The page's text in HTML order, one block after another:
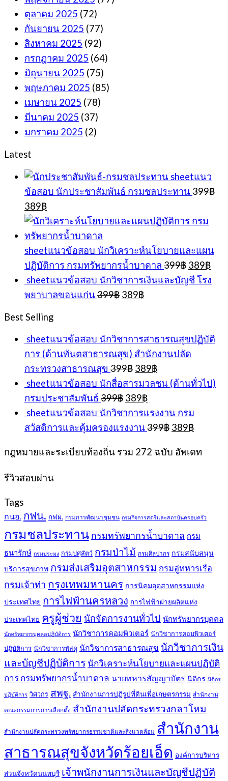
ตุลาคม 2025 (72)
กันยายน 2025 (77)
สิงหาคม 2025 (92)
กรกฎาคม 2025 (64)
มิถุนายน 2025 (75)
พฤษภาคม 2025 (85)
เมษายน 2025 (78)
มีนาคม 2025 (37)
มกราคม 2025 (2)
Latest
sheetแนว
ข้อสอบ นักประชาสัมพันธ์ กรมชลประทาน 399฿
Original
price
was:
399฿.
389฿Current
price
is:
389฿.
sheetแนวข้อสอบ นักวิเคราะห์นโยบายและแผน
ปฏิบัติการ กรมทรัพยากรน้ำบาดาล 399฿ Original
price
was:
389฿
is:
sheetแนวข้อสอบ นักวิชาการเงินและบัญชี โรง
พยาบาลขอนแก่น 399฿ Original
389฿Current
Best Selling
sheetแนวข้อสอบ นักวิชาการสาธารณสุขปฏิบัติ
การ (ด้านทันตสาธารณสุข) สำนักงานปลัด
กระทรวงสาธารณสุข 399฿ Original
was:
399฿.
389฿Current
price
is:
sheetแนวข้อสอบ นักสื่อสารมวลชน (ด้านทั่วไป)
กรมประชาสัมพันธ์ 399฿ Original
was:
399฿.
389฿Current
is:
389฿.
sheetแนวข้อสอบ นักวิชาการแรงงาน กรม
สวัสดิการและคุ้มครองแรงงาน 399฿ Original
was:
389฿Current
is:
กฎหมายและระเบียบท้องถิ่น รวม 272 ฉบับ อัพเดท
รีวิวสอบผ่าน
Tags
กนอ. กฟน. กฟผ. กรมการพัฒนาชุมชน กรมกิจการสตรีและสถาบันครอบครัว
กรมชลประทาน กรมทรัพยากรน้ำบาดาล กรม
ธนารักษ์ กรมประมง กรมปศุสัตว์ กรมป่าไม้ กรมศิลปากร กรมสนับสนุน
บริการสุขภาพ กรมส่งเสริมอุตสาหกรรม กรมอู่ทหารเรือ
กรมเจ้าท่า กรุงเทพมหานคร การนิคมอุตสาหกรรมแห่ง
ประเทศไทย การไฟฟ้านครหลวง การไฟฟ้าฝ่ายผลิตแห่ง
ประเทศไทย ครูผู้ช่วย นักจัดการงานทั่วไป นักทรัพยากรบุคคล
นักทรัพยากรบุคคลปฏิบัติการ นักวิชาการคอมพิวเตอร์ นักวิชาการคอมพิวเตอร์
ปฏิบัติการ นักวิชาการพัสดุ นักวิชาการสาธารณสุข นักวิชาการเงิน
และบัญชีปฏิบัติการ นักวิเคราะห์นโยบายและแผนปฏิบัติ
การ กรมทรัพยากรน้ำบาดาล นายทหารสัญญาบัตร นิติกร นิติกร
ปฏิบัติการ วิศวกร สพฐ. สำนักงานการปฏิรูปที่ดินเพื่อเกษตรกรรม สำนักงาน
คณะกรรมการการเลือกตั้ง สำนักงานปลัดกระทรวงกลาโหม
สำนักงานปลัดกระทรวงทรัพยากรธรรมชาติและสิ่งแวดล้อม สำนักงาน
สาธารณสุขจังหวัดร้อยเอ็ด องค์การบริหาร
ส่วนจังหวัดนนทบุรี เจ้าพนักงานการเงินและบัญชีปฏิบัติ